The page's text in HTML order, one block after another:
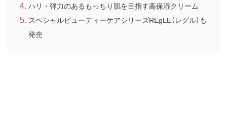
ハリ・弾力のあるもっちり肌を目指す高保湿クリーム
スペシャルビューティーケアシリーズREgLE（レグル）も
発売